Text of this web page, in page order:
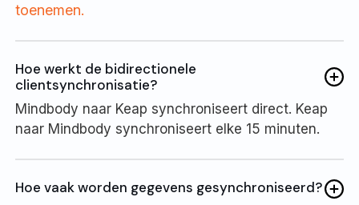
toenemen.
Hoe werkt de bidirectionele
clientsynchronisatie?
Mindbody naar Keap synchroniseert direct. Keap
naar Mindbody synchroniseert elke 15 minuten.
Hoe vaak worden gegevens gesynchroniseerd?